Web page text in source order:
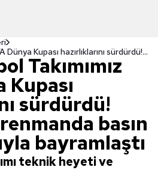
A Milli Futbol Takımımız FIFA Dünya Kupası hazırlıklarını sürdürdü! Milliler antrenmanda basın mensuplarıyla bayramlaştı
Takımımız
Kupası
sürdürdü!
basın
bayramlaştı
teknik heyeti ve